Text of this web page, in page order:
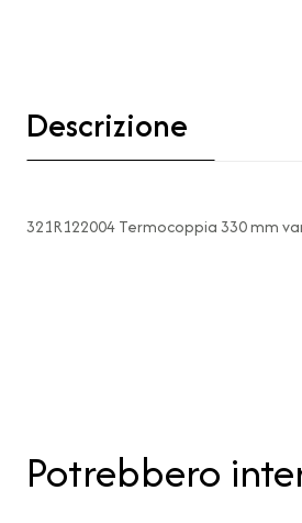
Descrizione
321R122004 Termocoppia 330 mm
Potrebbero